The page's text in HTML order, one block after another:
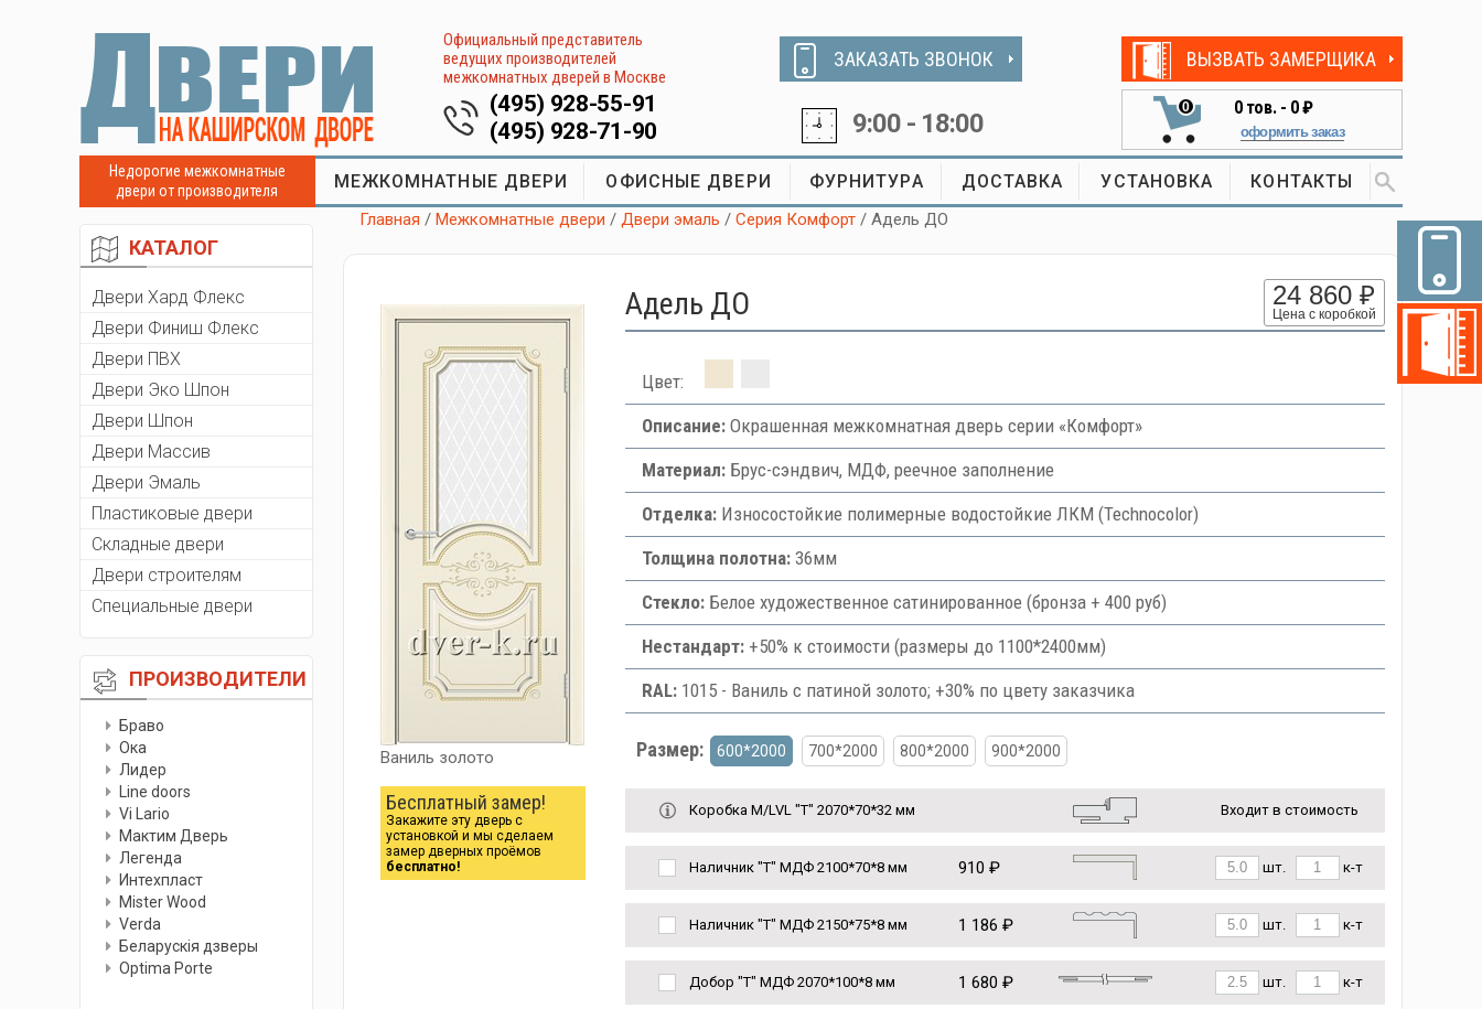
Официальный представитель
ведущих производителей
межкомнатных дверей в Москве
(495) 928-55-91
(495) 928-71-90
ЗАКАЗАТЬ ЗВОНОК
9:00 - 18:00
ВЫЗВАТЬ ЗАМЕРЩИКА
0 0тов. - 0 ₽
оформить заказ
Недорогие межкомнатные
двери от производителя
МЕЖКОМНАТНЫЕ ДВЕРИ ОФИСНЫЕ ДВЕРИ ФУРНИТУРА ДОСТАВКА УСТАНОВКА КОНТАКТЫ
КАТАЛОГ
Двери Хард Флекс
Двери Финиш Флекс
Двери ПВХ
Двери Эко Шпон
Двери Шпон
Двери Массив
Двери Эмаль
Пластиковые двери
Складные двери
Двери строителям
Специальные двери
ПРОИЗВОДИТЕЛИ
Браво
Ока
Лидер
Line doors
Vi Lario
Мактим Дверь
Легенда
Интехпласт
Мister Wood
Verda
Беларускiя дзверы
Optima Porte
Главная /Межкомнатные двери /Двери эмаль /Серия Комфорт / Адель ДО
Ваниль золото
Бесплатный замер!
Закажите эту дверь с
установкой и мы сделаем
замер дверных проёмов
бесплатно!
Адель ДО 24 860 ₽
Цена с коробкой
Цвет:
Описание:Окрашенная межкомнатная дверь серии «Комфорт»
Материал:Брус-сэндвич, МДФ, реечное заполнение
Отделка:Износостойкие полимерные водостойкие ЛКМ (Technocolor)
Толщина полотна:36мм
Стекло:Белое художественное сатинированное (бронза + 400 руб)
Нестандарт:+50% к стоимости (размеры до 1100*2400мм)
RAL:1015 - Ваниль с патиной золото; +30% по цвету заказчика
Размер: 600*2000 700*2000 800*2000 900*2000
Коробка М/LVL "Т" 2070*70*32 мм Входит в стоимость
Наличник "Т" МДФ 2100*70*8 мм 910 ₽ шт. к-т
Наличник "Т" МДФ 2150*75*8 мм 1 186 ₽ шт. к-т
Добор "Т" МДФ 2070*100*8 мм 1 680 ₽ шт. к-т